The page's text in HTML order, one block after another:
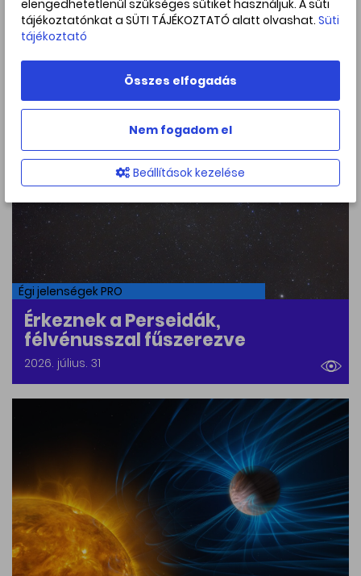
Naprendszerben?
2026. július. 31
Égi jelenségek PRO
Érkeznek a Perseidák,
félvénusszal fűszerezve
2026. július. 31
elengedhetetlenül szükséges sütiket használjuk. A süti
tájékoztatónkat a SÜTI TÁJÉKOZTATÓ alatt olvashat. Süti
tájékoztató
Összes elfogadás
Nem fogadom el
Beállítások kezelése